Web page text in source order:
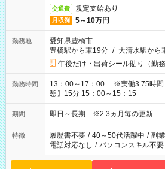
交通費 規定支給あり
月収例 5～10万円
勤務地
愛知県豊橋市
豊橋駅から車19分 / 大清水駅から
午後だけ・出荷シール貼り（勤
勤務時間
13：00～17：00 ※実働3.75時間 ◆16時までも相談可能 【休
憩】15分 15：00～15：15
期間 即日～長期 ※2.3ヵ月毎の更新
特徴 履歴書不要 / 40～50代活躍中 / 副
電話対応なし / パソコンスキル不要